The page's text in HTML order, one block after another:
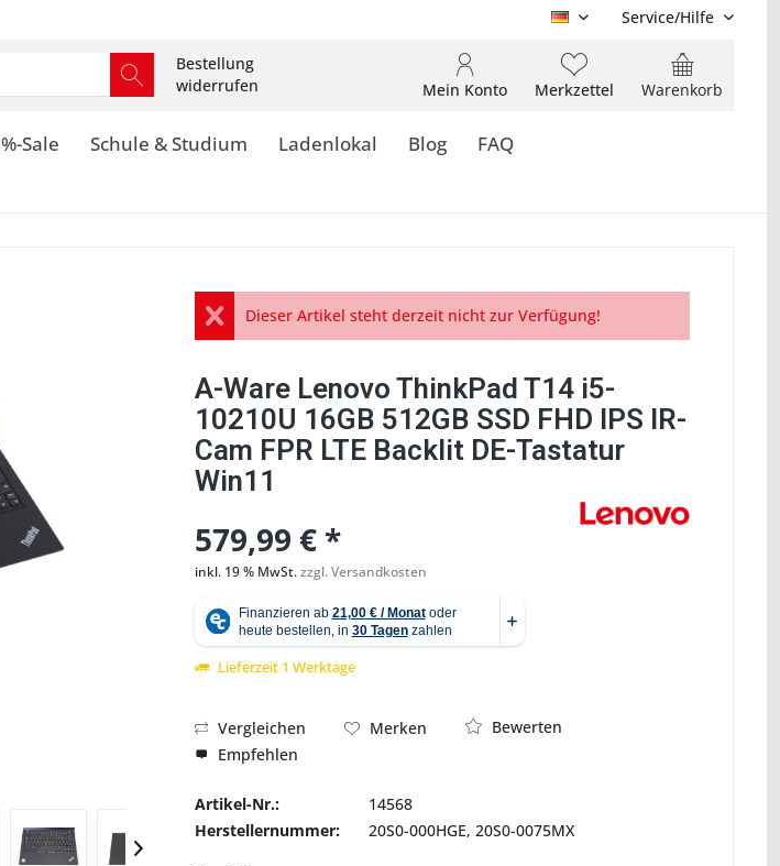
DE Service/Hilfe
Bestellung
widerrufen
Warenkorb
Merkzettel
Mein Konto
%-Sale Schule & Studium Ladenlokal Blog FAQ
Abbildung ähnlich
Dieser Artikel steht derzeit nicht zur Verfügung!
A-Ware Lenovo ThinkPad T14 i5-
10210U 16GB 512GB SSD FHD IPS IR-
Cam FPR LTE Backlit DE-Tastatur
Win11
579,99 € *
inkl. 19 % MwSt.zzgl. Versandkosten
Lieferzeit 1 Werktage
Vergleichen Merken
Bewerten
Empfehlen
Artikel-Nr.:
14568
Herstellernummer:
20S0-000HGE, 20S0-0075MX